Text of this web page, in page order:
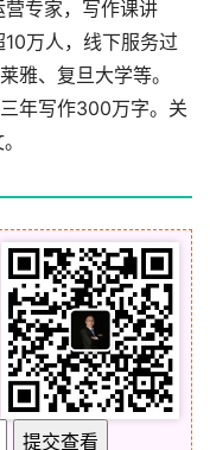
专家，写作课讲
万人，线下服务过
雅、复旦大学等。
年写作300万字。关